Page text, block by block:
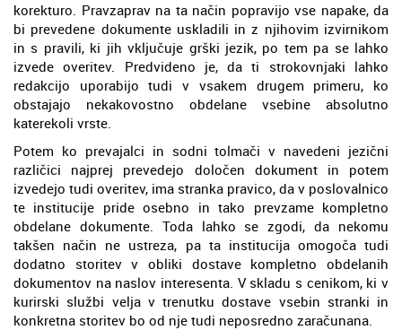
korekturo. Pravzaprav na ta način popravijo vse napake, da
bi prevedene dokumente uskladili in z njihovim izvirnikom
in s pravili, ki jih vključuje grški jezik, po tem pa se lahko
izvede overitev. Predvideno je, da ti strokovnjaki lahko
redakcijo uporabijo tudi v vsakem drugem primeru, ko
obstajajo nekakovostno obdelane vsebine absolutno
katerekoli vrste.
Potem ko prevajalci in sodni tolmači v navedeni jezični
različici najprej prevedejo določen dokument in potem
izvedejo tudi overitev, ima stranka pravico, da v poslovalnico
te institucije pride osebno in tako prevzame kompletno
obdelane dokumente. Toda lahko se zgodi, da nekomu
takšen način ne ustreza, pa ta institucija omogoča tudi
dodatno storitev v obliki dostave kompletno obdelanih
dokumentov na naslov interesenta. V skladu s cenikom, ki v
kurirski službi velja v trenutku dostave vsebin stranki in
konkretna storitev bo od nje tudi neposredno zaračunana.